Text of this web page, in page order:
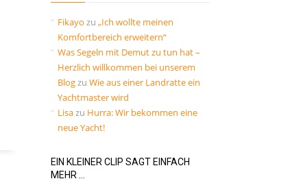
Fikayo zu „Ich wollte meinen
Komfortbereich erweitern“
Was Segeln mit Demut zu tun hat –
Herzlich willkommen bei unserem
Blogzu Wie aus einer Landratte ein
Yachtmaster wird
Lisazu Hurra: Wir bekommen eine
neue Yacht!
EIN KLEINER CLIP SAGT EINFACH
MEHR …